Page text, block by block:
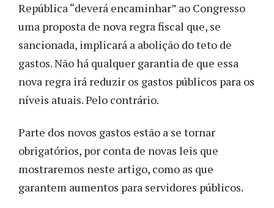
República “deverá encaminhar” ao Congresso
uma proposta de nova regra fiscal que, se
sancionada, implicará a abolição do teto de
gastos. Não há qualquer garantia de que essa
nova regra irá reduzir os gastos públicos para os
níveis atuais. Pelo contrário.
Parte dos novos gastos estão a se tornar
obrigatórios, por conta de novas leis que
mostraremos neste artigo, como as que
garantem aumentos para servidores públicos.